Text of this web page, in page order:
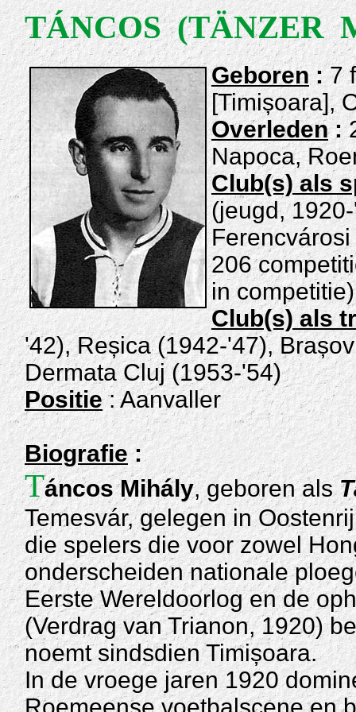
TÁNCOS (TÄNZER
Geboren:7
[Timișoara],
Overleden:
Napoca,
Club(s) als
(jeugd,
206
in
Club(s) als
'42), Reșica (1942-'47),
Dermata Cluj (1953-'54)
Positie : Aanvaller
Biografie:
Táncos Mihály, geboren als
Temesvár, gelegen in
die spelers die voor zowel
onderscheiden nationale
Eerste Wereldoorlog en de
(Verdrag van Trianon, 1920)
noemt sindsdien Timișoara.
In de vroege jaren 1920